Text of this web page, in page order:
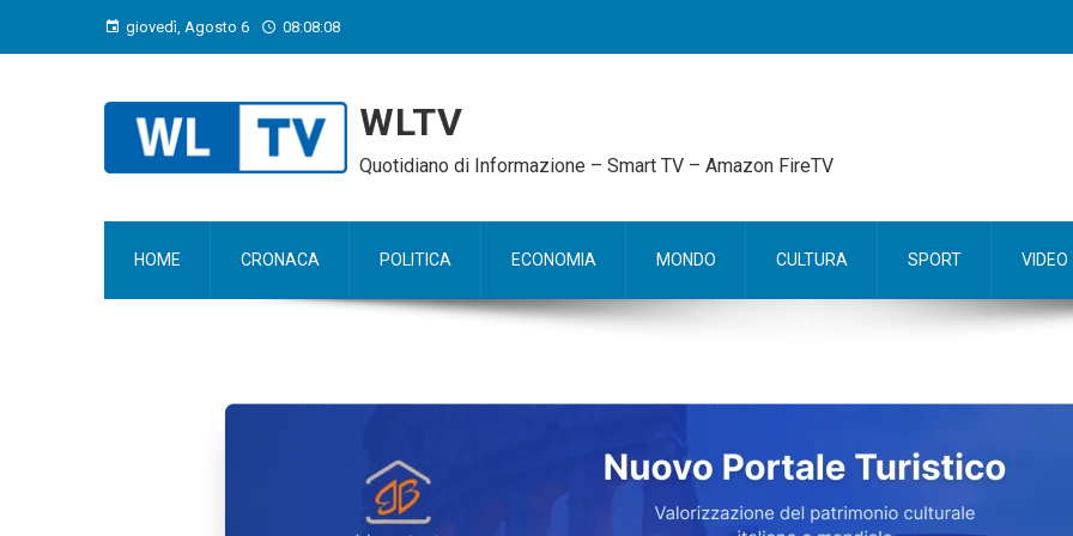
giovedì, Agosto 6 08:08:09
WLTV
Quotidiano di Informazione – Smart TV – Amazon FireTV
HOME CRONACA POLITICA ECONOMIA MONDO CULTURA SPORT VIDEO